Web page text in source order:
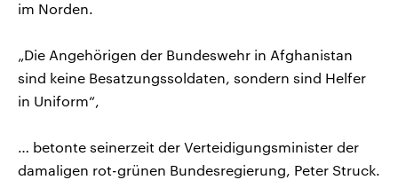
im Norden.
„Die Angehörigen der Bundeswehr in Afghanistan
sind keine Besatzungssoldaten, sondern sind Helfer
in Uniform“,
… betonte seinerzeit der Verteidigungsminister der
damaligen rot-grünen Bundesregierung, Peter Struck.